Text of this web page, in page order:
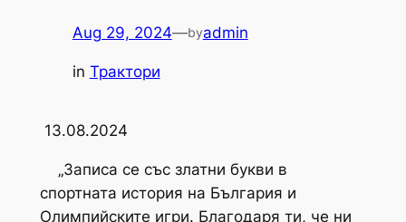
Aug 29, 2024—byadmin
in Трактори
13.08.2024
„Записа се със златни букви в
спортната история на България и
Олимпийските игри. Благодаря ти, че ни